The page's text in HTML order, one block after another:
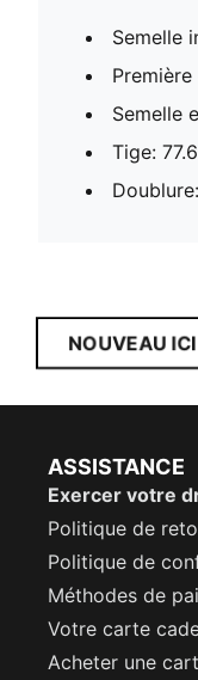
Semelle
Semelle
Tige:
NOUVEAU
ASSISTANCE
Exercer votre
Politique de
Politique de
Méthodes de
Votre carte
Acheter une